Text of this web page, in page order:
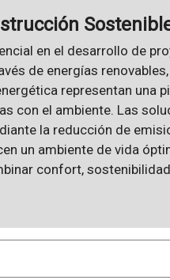
en el desarrollo de
de energías
representan una
con el ambiente. Las
la reducción de
un ambiente de vida
confort,